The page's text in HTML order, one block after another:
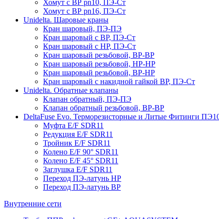
Хомут с ВР pn10, ПЭ-Ст
Хомут с ВР pn16, ПЭ-Ст
Unidelta. Шаровые краны
Кран шаровый, ПЭ-ПЭ
Кран шаровый с ВР, ПЭ-Ст
Кран шаровый с НР, ПЭ-Ст
Кран шаровый резьбовой, ВР-ВР
Кран шаровый резьбовой, НР-НР
Кран шаровый резьбовой, ВР-НР
Кран шаровый с накидной гайкой ВР, ПЭ-Ст
Unidelta. Обратные клапаны
Клапан обратный, ПЭ-ПЭ
Клапан обратный резьбовой, ВР-ВР
DeltaFuse Evo. Терморезисторные и Литые Фитинги
Муфта E/F SDR11
Редукция E/F SDR11
Тройник E/F SDR11
Колено E/F 90° SDR11
Колено E/F 45° SDR11
Заглушка E/F SDR11
Переход ПЭ-латунь НР
Переход ПЭ-латунь ВР
Внутренние сети